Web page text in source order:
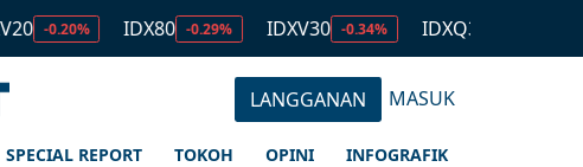
IDX80 -0.29% IDXV30 -0.34% IDXQ30 -0.34%
LANGGANAN MASUK
SPECIAL REPORT TOKOH OPINI INFOGRAFIK